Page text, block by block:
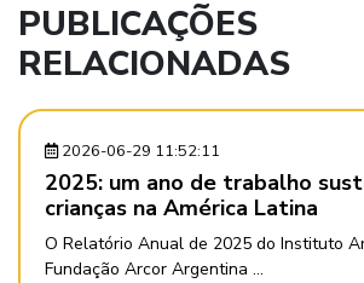
PUBLICAÇÕES
RELACIONADAS
2026-06-29 11:52:11
2025: um ano de trabalho
crianças na América Latina
O Relatório Anual de 2025 do Instituto
Fundação Arcor Argentina ...